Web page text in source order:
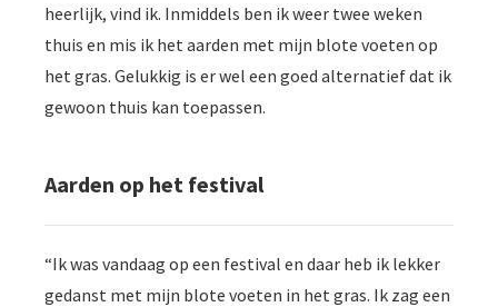
heerlijk, vind ik. Inmiddels ben ik weer twee weken
thuis en mis ik het aarden met mijn blote voeten op
het gras. Gelukkig is er wel een goed alternatief dat ik
gewoon thuis kan toepassen.
Aarden op het festival
“Ik was vandaag op een festival en daar heb ik lekker
gedanst met mijn blote voeten in het gras. Ik zag een